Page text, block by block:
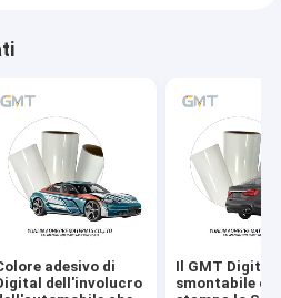
adesivo di
dell'involucro
Il GMT Digital
smontabile